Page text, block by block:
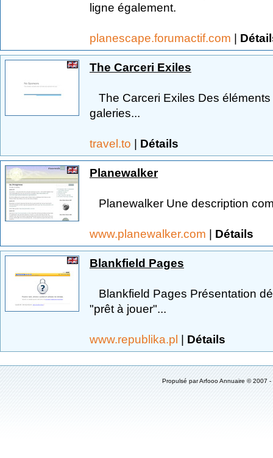
ligne également.
planescape.forumactif.com |
The Carceri Exiles
The Carceri Exiles Des
galeries...
travel.to | Détails
Planewalker
Planewalker Une description
www.planewalker.com | Détails
Blankfield Pages
Blankfield Pages Présentation
"prêt à jouer"...
www.republika.pl | Détails
Propulsé parArfooo Annuaire © 2007